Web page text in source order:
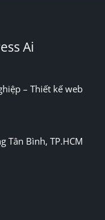
Ai
– Thiết kế web
Tân Bình, TP.HCM